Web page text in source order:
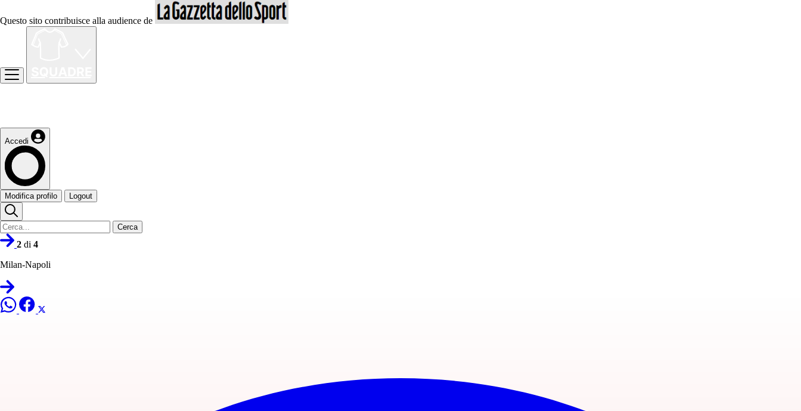
Questo sito contribuisce alla audience de
Accedi
Modifica profilo Logout
Cerca
2 di 4
Milan-Napoli